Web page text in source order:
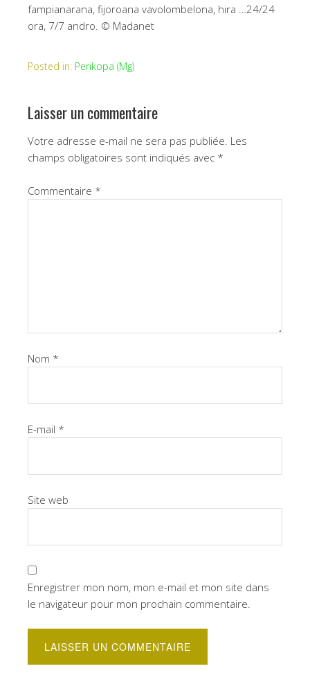
fampianarana, fijoroana vavolombelona, hira …24/24
ora, 7/7 andro. © Madanet
Posted in: Perikopa (Mg)
Laisser un commentaire
Votre adresse e-mail ne sera pas publiée. Les
champs obligatoires sont indiqués avec *
Commentaire *
Nom *
E-mail *
Site web
Enregistrer mon nom, mon e-mail et mon site dans
le navigateur pour mon prochain commentaire.